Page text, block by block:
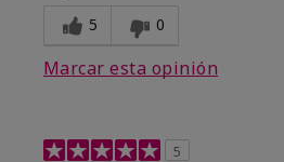
5 0
Marcar esta opinión
5